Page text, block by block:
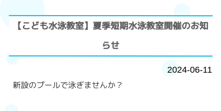
【こども水泳教室】夏季短期水泳教室開催のお知
らせ
2024-06-11
新設のプールで泳ぎませんか？